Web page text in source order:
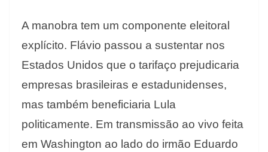
A manobra tem um componente eleitoral
explícito. Flávio passou a sustentar nos
Estados Unidos que o tarifaço prejudicaria
empresas brasileiras e estadunidenses,
mas também beneficiaria Lula
politicamente. Em transmissão ao vivo feita
em Washington ao lado do irmão Eduardo